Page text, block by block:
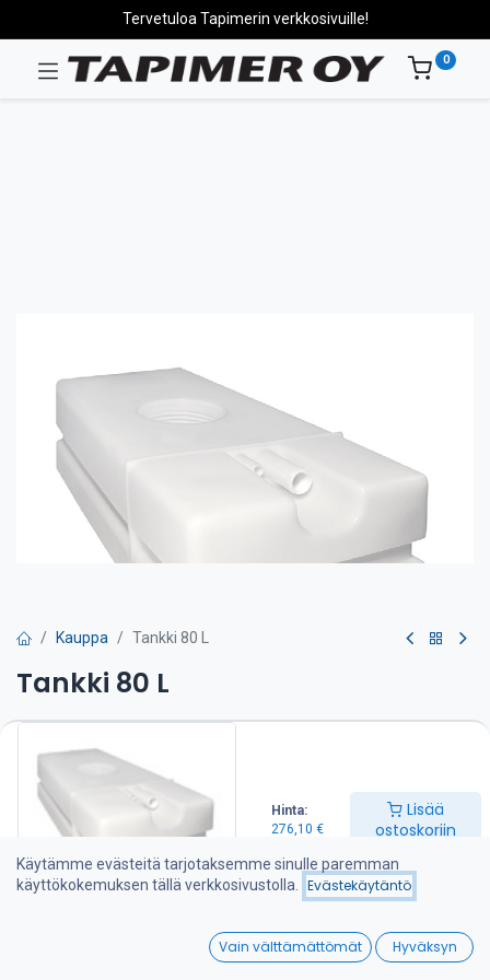
Hinta:
276,10 €
Lisää
ostoskoriin
Wishlist
Tervetuloa Tapimerin verkkosivuille!
0
Kauppa Tankki 80 L
Tankki 80 L
TANKKI 80 LTR
Tuotenumero CA.010.20080
Nettovetoisuus 80 litraa
Täyttäletkun liitos Ø 38
Huohottimen liitos Ø 19
Ulkomitat 1000 x 380 x 250 mm
Paino 7,8 kg
276,10€
Lisää ostoskoriin
Käytämme evästeitä tarjotaksemme sinulle paremman
käyttökokemuksen tällä verkkosivustolla.
Evästekäytäntö
Vain välttämättömät Hyväksyn